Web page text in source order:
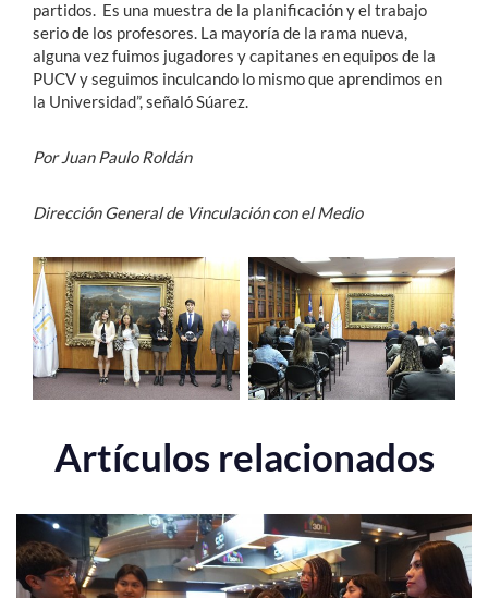
partidos. Es una muestra de la planificación y el trabajo
serio de los profesores. La mayoría de la rama nueva,
alguna vez fuimos jugadores y capitanes en equipos de la
PUCV y seguimos inculcando lo mismo que aprendimos en
la Universidad”, señaló Súarez.
Por Juan Paulo Roldán
Dirección General de Vinculación con el Medio
Artículos relacionados